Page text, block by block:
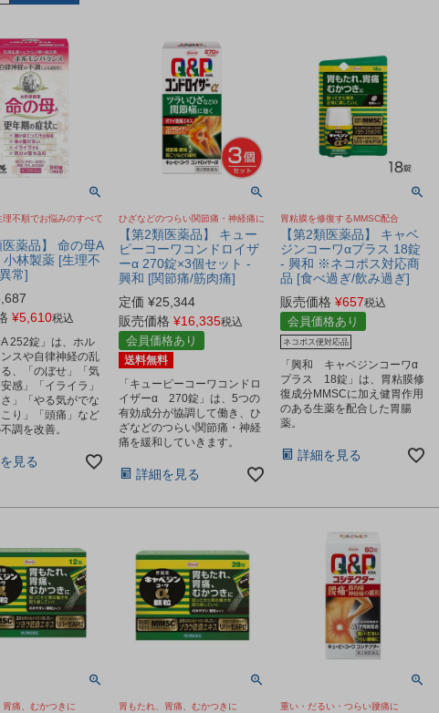
理不順でお悩みのすべて
医薬品】 命の母A
林製薬 [生理不
常]
¥5,610税込
A 252錠」は、ホル
スや自律神経の乱
、「のぼせ」「気
感」「イライラ」
さ」「やる気がでな
り」「頭痛」など
調を改善。
見る
ひざなどのつらい関節痛・神経痛に
【第2類医薬品】 キュー
ピーコーワコンドロイザ
ーα 270錠×3個セット -
興和 [関節痛/筋肉痛]
定価 ¥25,344
販売価格 ¥16,335税込
会員価格あり
送料無料
「キューピーコーワコンドロ
イザーα 270錠」は、5つの
有効成分が協調して働き、ひ
ざなどのつらい関節痛・神経
痛を緩和していきます。
詳細を見る
胃粘膜を修復するMMSC配合
【第2類医薬品】 キャベ
ジンコーワαプラス 18錠
- 興和 ※ネコポス対応商
品 [食べ過ぎ/飲み過ぎ]
販売価格 ¥657税込
会員価格あり
ネコポス便対応品
「興和 キャベジンコーワα
プラス 18錠」は、胃粘膜修
復成分MMSCに加え健胃作用
のある生薬を配合した胃腸
薬。
詳細を見る
胃痛、むかつきに 胃もたれ、胃痛、むかつきに 重い・だるい・つらい腰痛に